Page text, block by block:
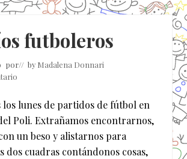
futboleros
por// by Madalena Donnari
lunes de partidos de fútbol en
Poli. Extrañamos encontrarnos,
un beso y alistarnos para
dos cuadras contándonos cosas,